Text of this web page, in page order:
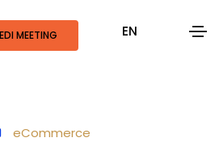
MEETING EN
eCommerce